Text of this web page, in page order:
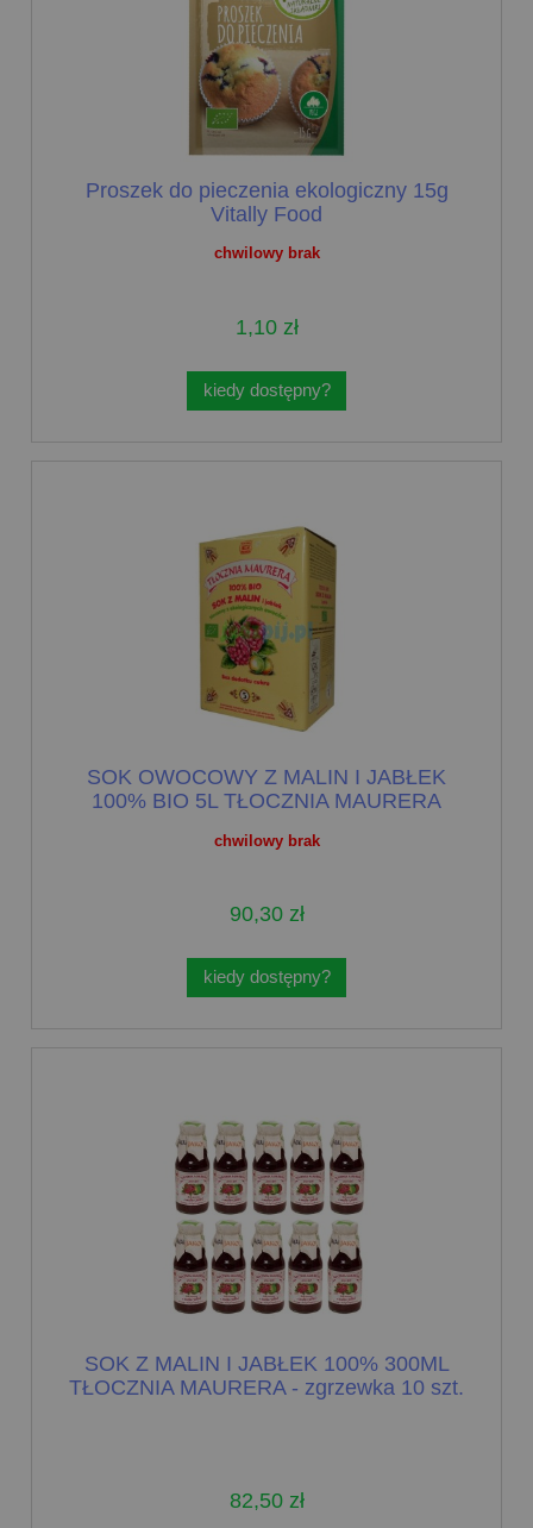
chwilowy brak
Proszek do pieczenia ekologiczny 15g
Vitally Food
1,10 zł
kiedy dostępny?
chwilowy brak
SOK OWOCOWY Z MALIN I JABŁEK
100% BIO 5L TŁOCZNIA MAURERA
90,30 zł
kiedy dostępny?
SOK Z MALIN I JABŁEK 100% 300ML
TŁOCZNIA MAURERA - zgrzewka 10 szt.
82,50 zł